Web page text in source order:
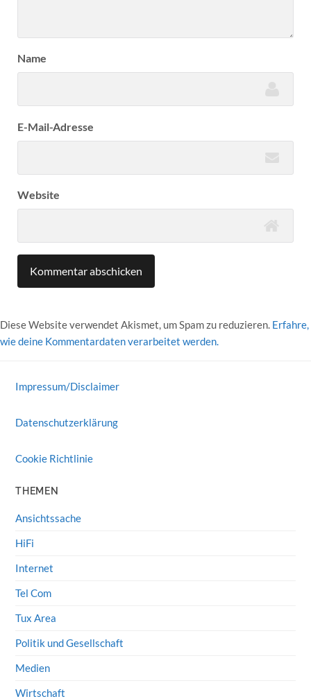
Name
E-Mail-Adresse
Website
Diese Website verwendet Akismet, um Spam zu reduzieren. Erfahre,
wie deine Kommentardaten verarbeitet werden.
Impressum/Disclaimer
Datenschutzerklärung
Cookie Richtlinie
THEMEN
Ansichtssache
HiFi
Internet
Tel Com
Tux Area
Politik und Gesellschaft
Medien
Wirtschaft